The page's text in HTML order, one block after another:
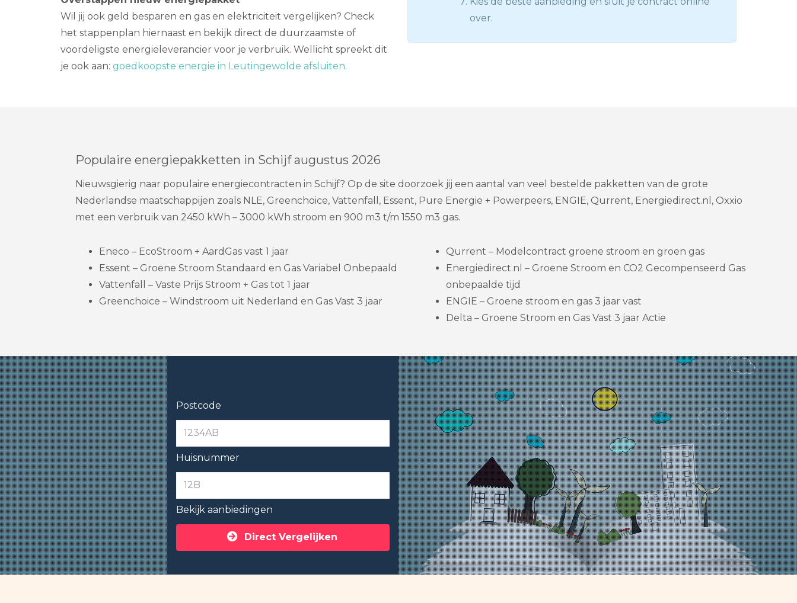
Wil jij ook geld besparen en gas en elektriciteit vergelijken? Check
het stappenplan hiernaast en bekijk direct de duurzaamste of
voordeligste energieleverancier voor je verbruik. Wellicht spreekt dit
je ook aan: goedkoopste energie in Leutingewolde afsluiten.
over.
Populaire energiepakketten in Schijf augustus 2026
Nieuwsgierig naar populaire energiecontracten in Schijf? Op de site doorzoek jij een aantal van veel bestelde pakketten van de grote
Nederlandse maatschappijen zoals NLE, Greenchoice, Vattenfall, Essent, Pure Energie + Powerpeers, ENGIE, Qurrent, Energiedirect.nl, Oxxio
met een verbruik van 2450 kWh – 3000 kWh stroom en 900 m3 t/m 1550 m3 gas.
Eneco – EcoStroom + AardGas vast 1 jaar
Essent – Groene Stroom Standaard en Gas Variabel Onbepaald
Vattenfall – Vaste Prijs Stroom + Gas tot 1 jaar
Greenchoice – Windstroom uit Nederland en Gas Vast 3 jaar
Qurrent – Modelcontract groene stroom en groen gas
Energiedirect.nl – Groene Stroom en CO2 Gecompenseerd Gas
onbepaalde tijd
ENGIE – Groene stroom en gas 3 jaar vast
Delta – Groene Stroom en Gas Vast 3 jaar Actie
Postcode
Huisnummer
Bekijk aanbiedingen
Direct Vergelijken